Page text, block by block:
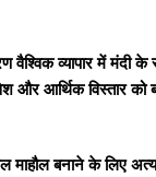
वैश्विक व्यापार में मंदी
और आर्थिक विस्तार को
माहौल बनाने के लिए